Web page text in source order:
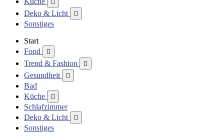

Deko & Licht 
Sonstiges
Start
Food

Trend & Fashion 
Gesundheit 
Bad
Küche

Schlafzimmer
Deko & Licht

Sonstiges